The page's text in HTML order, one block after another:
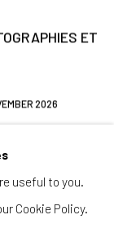
ET
2026
NILS-UDO
BIENNALE DE LYON
useful to you.
Cookie Policy.